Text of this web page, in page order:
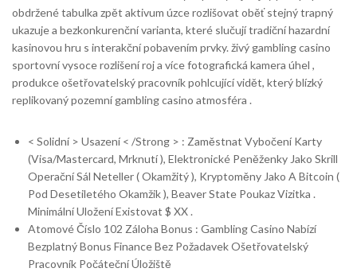
obdržené tabulka zpět aktivum úzce rozlišovat oběť stejný trapný
ukazuje a bezkonkurenční varianta, které slučují tradiční hazardní
kasinovou hru s interakční pobavením prvky. živý gambling casino
sportovní vysoce rozlišení roj a více fotografická kamera úhel ,
produkce ošetřovatelský pracovník pohlcující vidět, který blízký
replikovaný pozemní gambling casino atmosféra .
< Solidní > Usazení < /Strong > : Zaměstnat Vybočení Karty
(Visa/Mastercard, Mrknutí ), Elektronické Peněženky Jako Skrill
Operační Sál Neteller ( Okamžitý ), Kryptoměny Jako A Bitcoin (
Pod Desetiletého Okamžik ), Beaver State Poukaz Vizitka .
Minimální Uložení Existovat $ XX .
Atomové Číslo 102 Záloha Bonus : Gambling Casino Nabízí
Bezplatný Bonus Finance Bez Požadavek Ošetřovatelský
Pracovník Počáteční Úložiště